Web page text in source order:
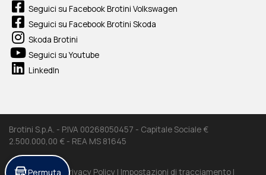
Seguici su Facebook Brotini Volkswagen
Seguici su Facebook Brotini Skoda
Skoda Brotini
Seguici su Youtube
LinkedIn
Brotini S.p.A. - P.IVA 00268050457 - Capitale Sociale €
2.500.000,00 € - REA MS 81645
Cookie Policy | Privacy Policy | Impostazioni di tracciamento |
Permuta